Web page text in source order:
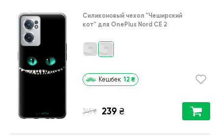
Силиконовый чехол "Чеширский
кот" для OnePlus Nord CE 2
Кешбек 12 ₴
345 ₴ 239 ₴